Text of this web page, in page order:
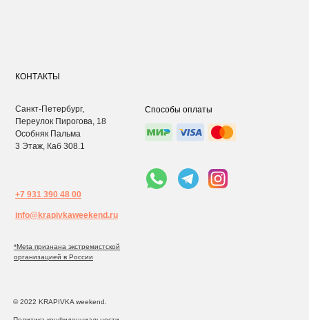
Способы оплаты
© 2022 KRAPIVKA weekend.
Санкт-Петербург,
Переулок Пирогова, 18
Особняк Пальма
3 Этаж, Каб 308.1
+7 931 390 48 00
КОНТАКТЫ
info@krapivkaweekend.ru
*Meta признана экстремистcкой
организацией в России